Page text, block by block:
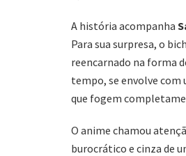
A história acompanha
Para sua surpresa, o
reencarnado na forma
tempo, se envolve com
que fogem
O anime chamou
burocrático e cinza de